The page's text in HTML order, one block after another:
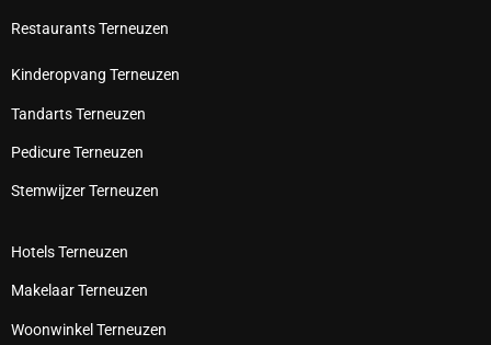
Restaurants Terneuzen
Kinderopvang Terneuzen
Tandarts Terneuzen
Pedicure Terneuzen
Stemwijzer Terneuzen
Hotels Terneuzen
Makelaar Terneuzen
Woonwinkel Terneuzen